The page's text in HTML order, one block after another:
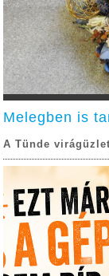
Melegben is
A Tünde